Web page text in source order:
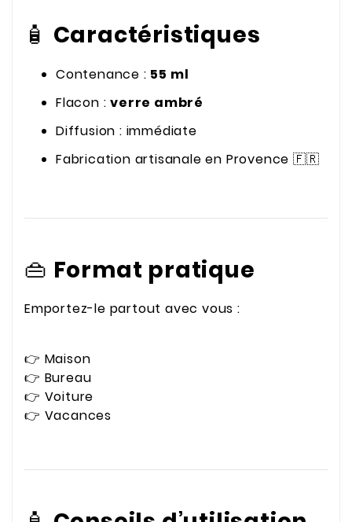
🧴 Caractéristiques
Contenance : 55 ml
Flacon :verre ambré
Diffusion : immédiate
Fabrication artisanale en Provence 🇫🇷
👜 Format pratique
Emportez-le partout avec vous :
👉 Maison
👉 Bureau
👉 Voiture
👉 Vacances